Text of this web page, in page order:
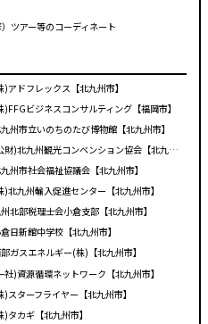
アー等のコーディネート
)アドフレックス【北九州市】
)FFGビジネスコンサルティング【福岡市】
州市立いのちのたび博物館【北九州市】
(公財)北九州観光コンベンション協会【北九州市】
州市社会福祉協議会【北九州市】
)北九州輸入促進センター【北九州市】
北部税理士会小倉支部【北九州市】
日新館中学校【北九州市】
ガスエネルギー(株)【北九州市】
社)資源循環ネットワーク【北九州市】
)スターフライヤー【北九州市】
)タカギ【北九州市】